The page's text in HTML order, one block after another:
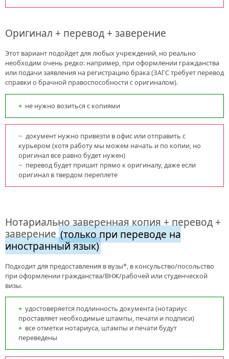
Оригинал + перевод + заверение
Этот вариант подойдет для любых учреждений, но реально
необходим очень редко: например, при оформлении гражданства
или подачи заявления на регистрацию брака (ЗАГС требует перевод
справки о брачной правоспособности с оригиналом).
не нужно возиться с копиями
документ нужно привезти в офис или отправить с
курьером (хотя работу мы можем начать и по копии, но
оригинал все равно будет нужен)
перевод будет пришит прямо к оригиналу, даже если
оригинал в твердом переплете
Нотариально заверенная копия + перевод +
заверение(только при переводе на
иностранный язык)
Подходит для предоставления в вузы*, в консульство/посольство
при оформлении гражданства/ВНЖ/рабочей или студенческой
визы.
удостоверяется подлинность документа (нотариус
проставляет необходимые штампы, печати и подписи)
все отметки нотариуса, штампы и печати будут
переведены